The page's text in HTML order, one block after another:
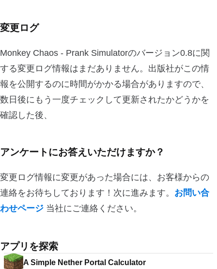
変更ログ
Monkey Chaos - Prank Simulatorのバージョン0.8に関
する変更ログ情報はまだありません。出版社がこの情
報を公開するのに時間がかかる場合がありますので、
数日後にもう一度チェックして更新されたかどうかを
確認した後、
アンケートにお答えいただけますか？
変更ログ情報に変更があった場合には、お客様からの
連絡をお待ちしております！次に進みます。 お問い合
わせページ 当社にご連絡ください。
アプリを探索
A Simple Nether Portal Calculator